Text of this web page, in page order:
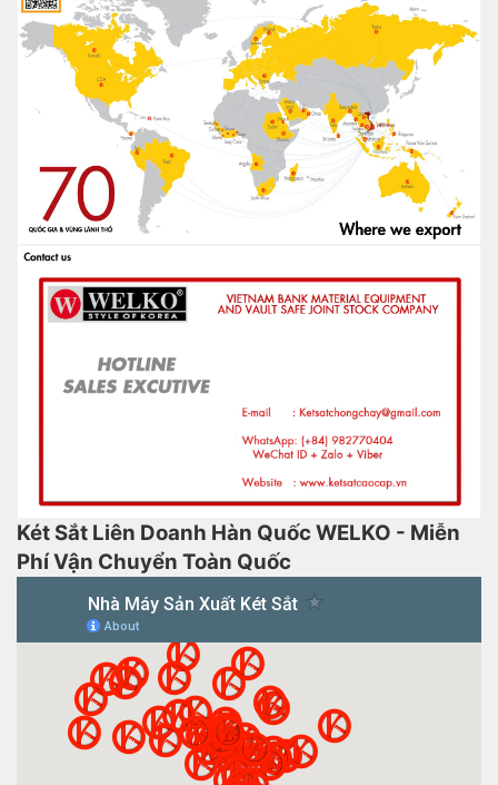
Két Sắt Liên Doanh Hàn Quốc WELKO - Miễn
Phí Vận Chuyển Toàn Quốc